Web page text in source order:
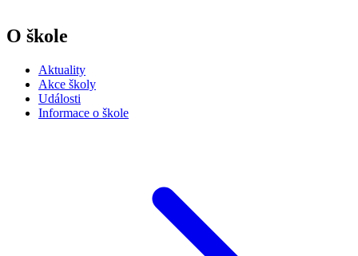
O škole
Aktuality
Akce školy
Události
Informace o škole